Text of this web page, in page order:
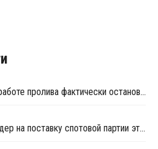
Значительные перебои в работе пролива фактически остановят производство МЭГ в Персидском заливе
Petro Rabigh объявил тендер на поставку спотовой партии этилена с отгрузкой во второй половине апреля